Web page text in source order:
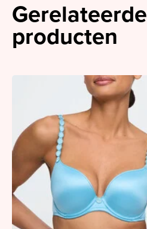
Gerelateerde
producten